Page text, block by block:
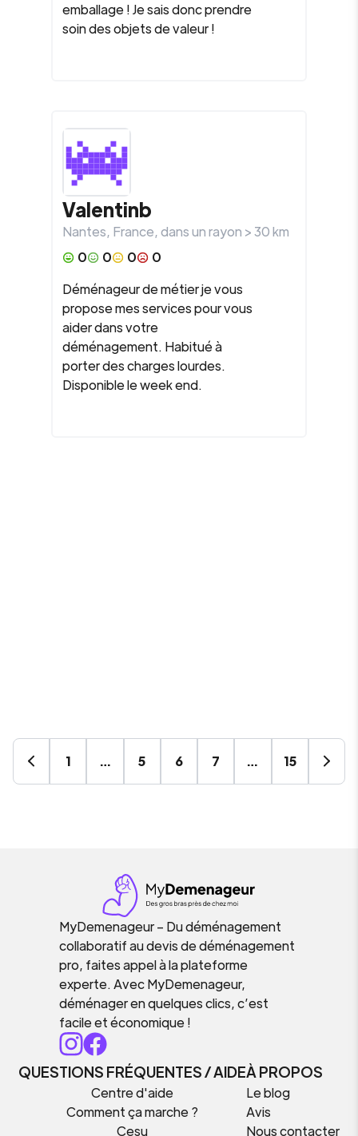
emballage ! Je sais donc prendre
soin des objets de valeur !
Valentinb
Nantes, France, dans un rayon >30km
0
0 0
0
Déménageur de métier je vous
propose mes services pour vous
aider dans votre
déménagement. Habitué à
porter des charges lourdes.
Disponible le week end.
1 … 5 6 7 … 15
MyDemenageur – Du déménagement
collaboratif au devis de déménagement
pro, faites appel à la plateforme
experte. Avec MyDemenageur,
déménager en quelques clics, c’est
facile et économique !
QUESTIONS FRÉQUENTES / AIDE
Centre d'aide
Comment ça marche ?
Cesu
À PROPOS
Le blog
Avis
Nous contacter